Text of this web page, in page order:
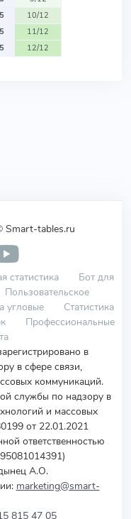
10/12
11/12
12/12
Smart-tables.ru
статистика
Бот для
Пользовательское
угловые
Статистика
Профессиональные
в
в сфере связи,
коммуникаций.
службы по надзору в
и массовых
от 22.01.2021
ответственностью
А.О.
marketing@smart-
815 47 05